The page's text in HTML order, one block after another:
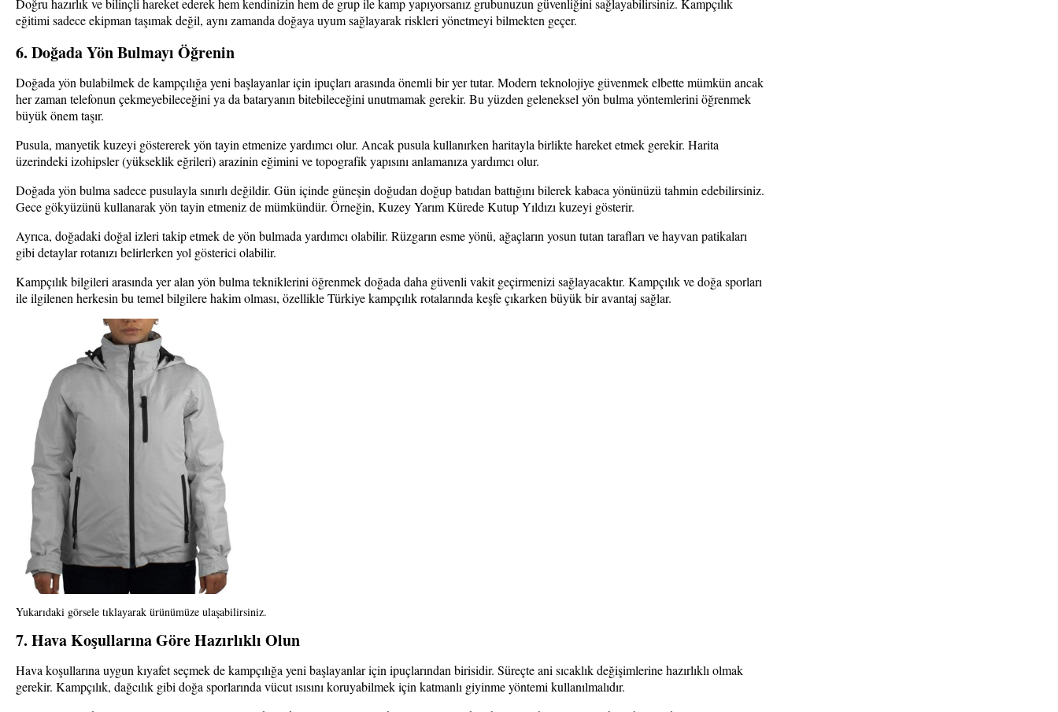
Doğru hazırlık ve bilinçli hareket ederek hem kendinizin hem de grup ile kamp yapıyorsanız grubunuzun güvenliğini sağlayabilirsiniz. Kampçılık
eğitimi sadece ekipman taşımak değil, aynı zamanda doğaya uyum sağlayarak riskleri yönetmeyi bilmekten geçer.
6. Doğada Yön Bulmayı Öğrenin
Doğada yön bulabilmek de kampçılığa yeni başlayanlar için ipuçları arasında önemli bir yer tutar. Modern teknolojiye güvenmek elbette mümkün ancak
her zaman telefonun çekmeyebileceğini ya da bataryanın bitebileceğini unutmamak gerekir. Bu yüzden geleneksel yön bulma yöntemlerini öğrenmek
büyük önem taşır.
Pusula, manyetik kuzeyi göstererek yön tayin etmenize yardımcı olur. Ancak pusula kullanırken haritayla birlikte hareket etmek gerekir. Harita
üzerindeki izohipsler (yükseklik eğrileri) arazinin eğimini ve topografik yapısını anlamanıza yardımcı olur.
Doğada yön bulma sadece pusulayla sınırlı değildir. Gün içinde güneşin doğudan doğup batıdan battığını bilerek kabaca yönünüzü tahmin edebilirsiniz.
Gece gökyüzünü kullanarak yön tayin etmeniz de mümkündür. Örneğin, Kuzey Yarım Kürede Kutup Yıldızı kuzeyi gösterir.
Ayrıca, doğadaki doğal izleri takip etmek de yön bulmada yardımcı olabilir. Rüzgarın esme yönü, ağaçların yosun tutan tarafları ve hayvan patikaları
gibi detaylar rotanızı belirlerken yol gösterici olabilir.
Kampçılık bilgileri arasında yer alan yön bulma tekniklerini öğrenmek doğada daha güvenli vakit geçirmenizi sağlayacaktır. Kampçılık ve doğa sporları
ile ilgilenen herkesin bu temel bilgilere hakim olması, özellikle Türkiye kampçılık rotalarında keşfe çıkarken büyük bir avantaj sağlar.
Yukarıdaki görsele tıklayarak ürünümüze ulaşabilirsiniz.
7. Hava Koşullarına Göre Hazırlıklı Olun
Hava koşullarına uygun kıyafet seçmek de kampçılığa yeni başlayanlar için ipuçlarından birisidir. Süreçte ani sıcaklık değişimlerine hazırlıklı olmak
gerekir. Kampçılık, dağcılık gibi doğa sporlarında vücut ısısını koruyabilmek için katmanlı giyinme yöntemi kullanılmalıdır.